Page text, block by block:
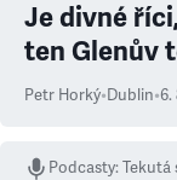
Je divné
ten Glenův
Petr Horký•Dublin•6.
Podcasty:Tekutá